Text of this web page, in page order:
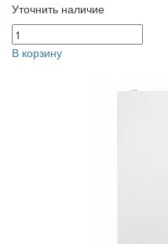
Уточнить наличие
В корзину